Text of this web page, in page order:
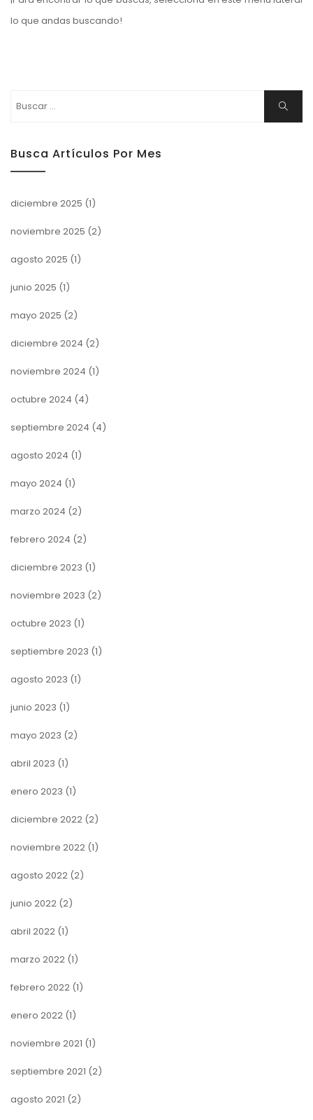
lo que andas buscando!
Buscar: Buscar
Busca Artículos Por Mes
diciembre 2025 (1)
noviembre 2025 (2)
agosto 2025 (1)
junio 2025 (1)
mayo 2025 (2)
diciembre 2024 (2)
noviembre 2024 (1)
octubre 2024 (4)
septiembre 2024 (4)
agosto 2024 (1)
mayo 2024 (1)
marzo 2024 (2)
febrero 2024 (2)
diciembre 2023 (1)
noviembre 2023 (2)
octubre 2023 (1)
septiembre 2023 (1)
agosto 2023 (1)
junio 2023 (1)
mayo 2023 (2)
abril 2023 (1)
enero 2023 (1)
diciembre 2022 (2)
noviembre 2022 (1)
agosto 2022 (2)
junio 2022 (2)
abril 2022 (1)
marzo 2022 (1)
febrero 2022 (1)
enero 2022 (1)
noviembre 2021 (1)
septiembre 2021 (2)
agosto 2021 (2)